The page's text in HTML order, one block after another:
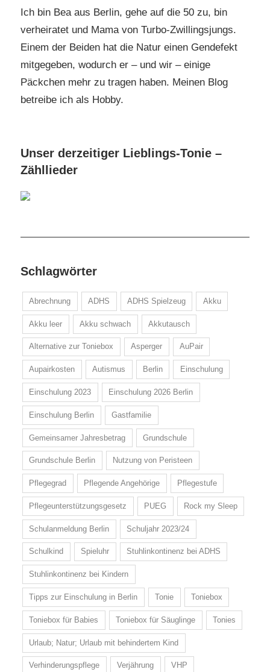
Ich bin Bea aus Berlin, gehe auf die 50 zu, bin
verheiratet und Mama von Turbo-Zwillingsjungs.
Einem der Beiden hat die Natur einen Gendefekt
mitgegeben, wodurch er – und wir – einige
Päckchen mehr zu tragen haben. Meinen Blog
betreibe ich als Hobby.
Unser derzeitiger Lieblings-Tonie –
Zähllieder
Schlagwörter
Abrechnung ADHS ADHS Spielzeug Akku
Akku leer Akku schwach Akkutausch
Alternative zur Toniebox Asperger AuPair
Aupairkosten Autismus Berlin Einschulung
Einschulung 2023 Einschulung 2026 Berlin
Einschulung Berlin Gastfamilie
Gemeinsamer Jahresbetrag Grundschule
Grundschule Berlin Nutzung von Peristeen
Pflegegrad Pflegende Angehörige Pflegestufe
Pflegeunterstützungsgesetz PUEG Rock my Sleep
Schulanmeldung Berlin Schuljahr 2023/24
Schulkind Spieluhr Stuhlinkontinenz bei ADHS
Stuhlinkontinenz bei Kindern
Tipps zur Einschulung in Berlin Tonie Toniebox
Toniebox für Babies Toniebox für Säuglinge Tonies
Urlaub; Natur; Urlaub mit behindertem Kind
Verhinderungspflege Verjährung VHP